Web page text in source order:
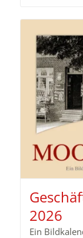
2026
Ein